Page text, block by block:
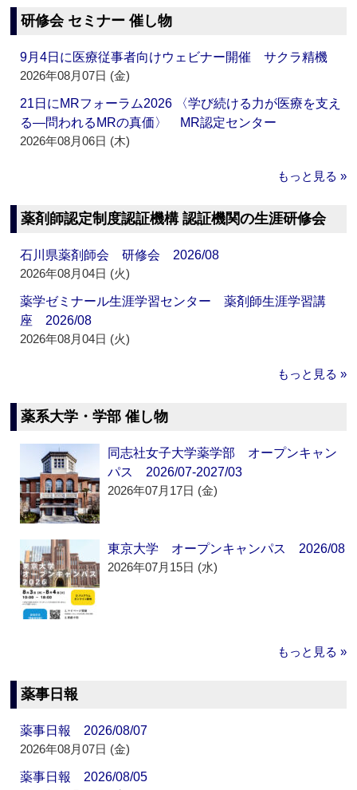
研修会 セミナー 催し物
9月4日に医療従事者向けウェビナー開催 サクラ精機
2026年08月07日 (金)
21日にMRフォーラム2026 〈学び続ける力が医療を支え
る―問われるMRの真価〉 MR認定センター
2026年08月06日 (木)
もっと見る »
薬剤師認定制度認証機構 認証機関の生涯研修会
石川県薬剤師会 研修会 2026/08
2026年08月04日 (火)
薬学ゼミナール生涯学習センター 薬剤師生涯学習講
座 2026/08
2026年08月04日 (火)
もっと見る »
薬系大学・学部 催し物
同志社女子大学薬学部 オープンキャン
パス 2026/07-2027/03
2026年07月17日 (金)
東京大学 オープンキャンパス 2026/08
2026年07月15日 (水)
もっと見る »
薬事日報
薬事日報 2026/08/07
2026年08月07日 (金)
薬事日報 2026/08/05